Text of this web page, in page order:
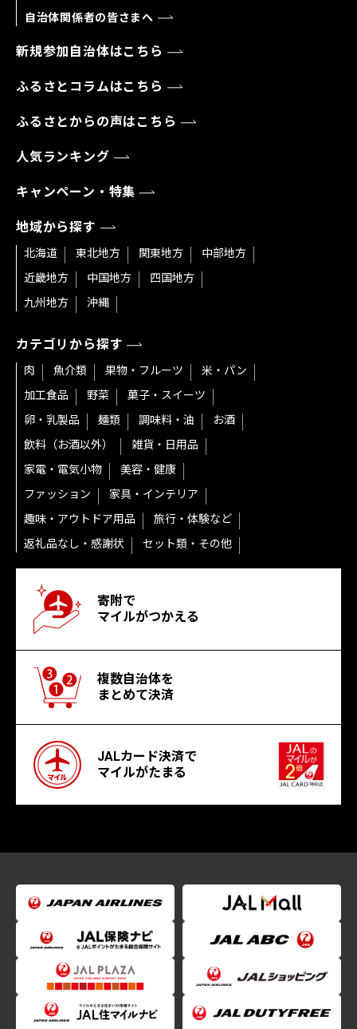
自治体関係者の皆さまへ
新規参加自治体はこちら
ふるさとコラムはこちら
ふるさとからの声はこちら
人気ランキング
キャンペーン・特集
地域から探す
北海道 東北地方 関東地方
中部地方
近畿地方
中国地方
四国地方
九州地方
沖縄
カテゴリから探す
肉 魚介類 果物・フルーツ
米・パン
加工食品
野菜
菓子・スイーツ
卵・乳製品
麺類 調味料・油
お酒
飲料（お酒以外）
雑貨・日用品
家電・電気小物
美容・健康
ファッション
家具・インテリア
趣味・アウトドア用品
旅行・体験など
返礼品なし・感謝状
セット類・その他
寄附で
マイルがつかえる
複数自治体を
まとめて決済
JALカード決済で
マイルがたまる